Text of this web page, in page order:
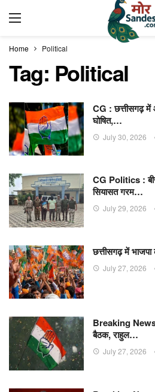
Home Political
Tag: Political
CG : छत्तीसगढ़ में
घोषित,…
July 30, 2026
CG Politics :
सियासत गरम…
July 29, 2026
छत्तीसगढ़ में
July 27, 2026
Breaking News
बैठक, राहुल…
July 27, 2026